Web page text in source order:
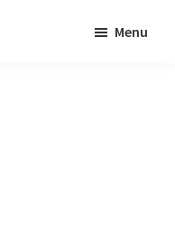
Menu